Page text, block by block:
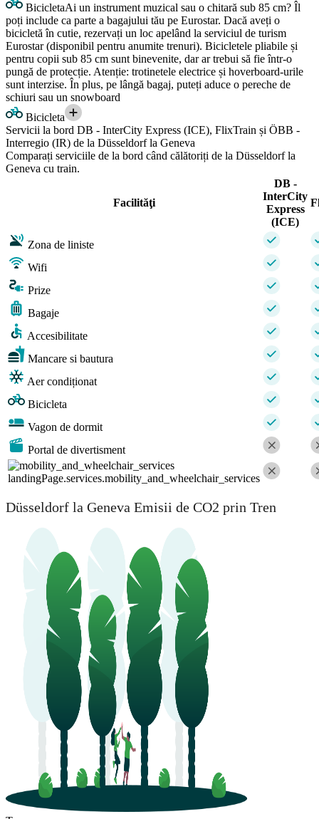
BicicletaAi un instrument muzical sau o chitară sub 85 cm? Îl
poți include ca parte a bagajului tău pe Eurostar. Dacă aveți o
bicicletă în cutie, rezervați un loc apelând la serviciul de turism
Eurostar (disponibil pentru anumite trenuri). Bicicletele pliabile și
pentru copii sub 85 cm sunt binevenite, dar ar trebui să fie într-o
pungă de protecție. Atenție: trotinetele electrice și hoverboard-urile
sunt interzise. În plus, pe lângă bagaj, puteți aduce o pereche de
schiuri sau un snowboard
Bicicleta
Servicii la bord DB - InterCity Express (ICE), FlixTrain și ÖBB -
Interregio (IR) de la Düsseldorf la Geneva
Comparați serviciile de la bord când călătoriți de la Düsseldorf la
Geneva cu train.
Facilităţi
DB -
InterCity
Express
(ICE)
Zona de liniste
Wifi
Prize
Bagaje
Accesibilitate
Mancare si bautura
Aer condiționat
Bicicleta
Vagon de dormit
Portal de divertisment
landingPage.services.mobility_and_wheelchair_services
Düsseldorf la Geneva Emisii de CO2 prin Tren